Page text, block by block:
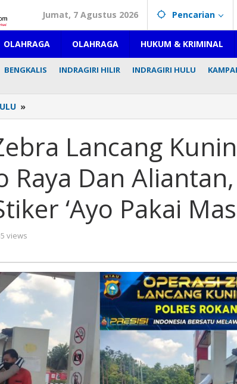
Jumat, 7 Agustus 2026 Pencarian
OLAHRAGA OLAHRAGA HUKUM & KRIMINAL
BENGKALIS INDRAGIRI HILIR INDRAGIRI HULU
»
Zebra
Kuning
2021,
Di
Pasar
Raya
Dan
Stiker
'Ayo
Pakai
Masker'
Lancang
Raya Dan
‘Ayo Pakai
views